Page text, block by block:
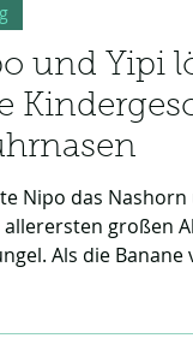
Ninja
Sterne Ozean
und Yipi
Nipo das
großen
Als die
und viel